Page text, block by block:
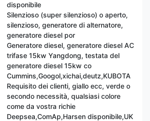
disponibile
Silenzioso (super silenzioso) o aperto,
silenzioso, generatore di alternatore,
generatore diesel por
Generatore diesel, generatore diesel AC
trifase 15kw Yangdong, testata del
generatore diesel 15kw co
Cummins,Googol,xichai,deutz,KUBOTA
Requisito dei clienti, giallo ecc, verde o
secondo necessità, qualsiasi colore
come da vostra richie
Deepsea,ComAp,Harsen disponibile,UK